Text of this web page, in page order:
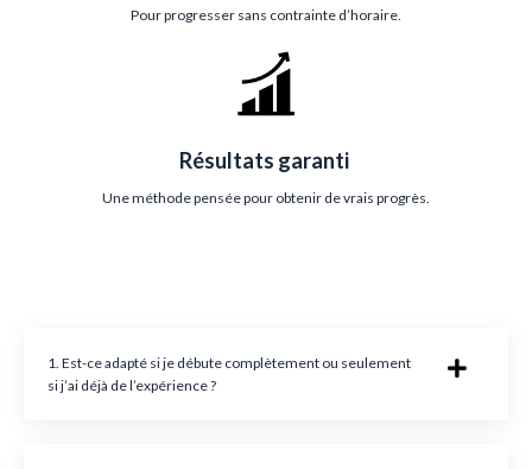
Pour progresser sans contrainte d’horaire.
Résultats garanti
Une méthode pensée pour obtenir de vrais progrès.
1. Est-ce adapté si je débute complètement ou seulement
si j’ai déjà de l’expérience ?